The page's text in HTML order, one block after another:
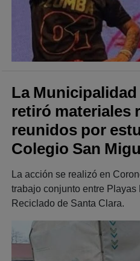
La
retiró materiales
reunidos por
Colegio San
La acción se realizó en
trabajo conjunto entre
Reciclado de Santa Clara.